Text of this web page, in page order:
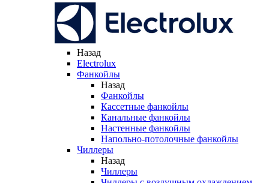
Назад
Electrolux
Фанкойлы
Назад
Фанкойлы
Кассетные фанкойлы
Канальные фанкойлы
Настенные фанкойлы
Напольно-потолочные фанкойлы
Чиллеры
Назад
Чиллеры